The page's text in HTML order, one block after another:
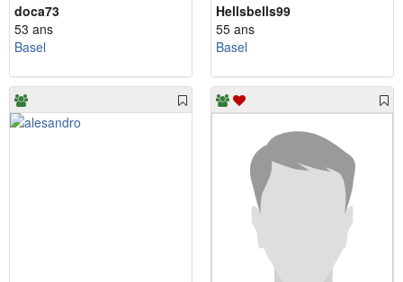
doca73
53 ans
Basel
Hellsbells99
55 ans
Basel